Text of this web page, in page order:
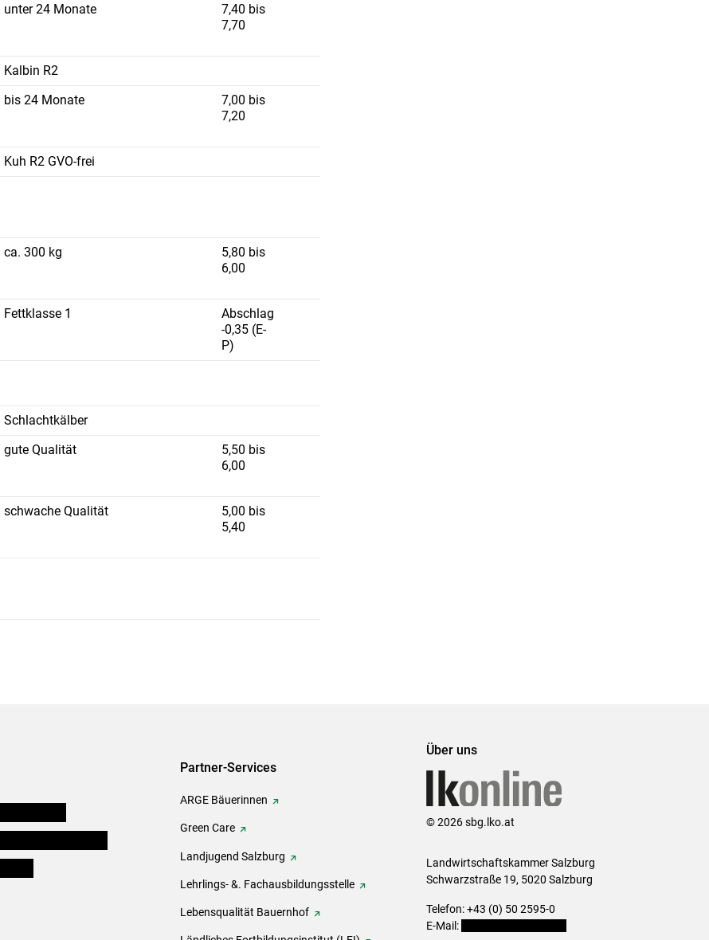
unter 24 Monate
7,40 bis
7,70
Kalbin R2
bis 24 Monate
7,00 bis
7,20
Kuh R2 GVO-frei
ca. 300 kg
5,80 bis
6,00
Fettklasse 1
Abschlag
-0,35 (E-
P)
Schlachtkälber
gute Qualität
5,50 bis
6,00
schwache Qualität
5,00 bis
5,40
Partner-Services
ARGE Bäuerinnen
Green Care
Landjugend Salzburg
Lehrlings- &. Fachausbildungsstelle
Lebensqualität Bauernhof
Über uns
© 2026 sbg.lko.at
Landwirtschaftskammer Salzburg
Schwarzstraße 19, 5020 Salzburg
Telefon: +43 (0) 50 2595-0
E-Mail: